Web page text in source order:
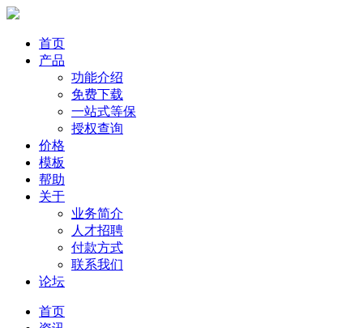
首页
产品
功能介绍
免费下载
一站式等保
授权查询
价格
模板
帮助
关于
业务简介
人才招聘
付款方式
联系我们
论坛
首页